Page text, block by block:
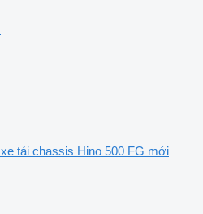
xe tải chassis Hino 500 FG mới